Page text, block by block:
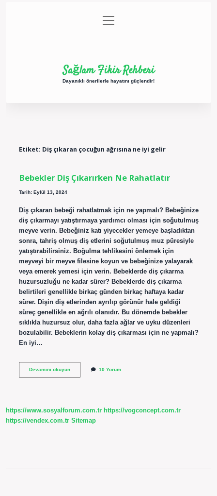
Gizlilik Politikası
menüyü
aç
Sağlam Fikir Rehberi
Dayanıklı önerilerle hayatını güçlendir!
Etiket: Diş çıkaran çocuğun ağrısına ne iyi gelir
Bebekler Diş Çıkarırken Ne Rahatlatır
Tarih: Eylül 13, 2024
Diş çıkaran bebeği rahatlatmak için ne yapmalı? Bebeğinize
diş çıkarmayı yatıştırmaya yardımcı olması için soğutulmuş
meyve verin. Bebeğiniz katı yiyecekler yemeye başladıktan
sonra, tahriş olmuş diş etlerini soğutulmuş muz püresiyle
yatıştırabilirsiniz. Boğulma tehlikesini önlemek için
meyveyi bir meyve filesine koyun ve bebeğinize yalayarak
veya emerek yemesi için verin. Bebeklerde diş çıkarma
huzursuzluğu ne kadar sürer? Bebeklerde diş çıkarma
belirtileri genellikle birkaç günden birkaç haftaya kadar
sürer. Dişin diş etlerinden ayrılıp görünür hale geldiği
süreç genellikle en ağrılı olanıdır. Bu dönemde bebekler
sıklıkla huzursuz olur, daha fazla ağlar ve uyku düzenleri
bozulabilir. Bebeklerin kolay diş çıkarması için ne yapmalı?
En iyi…
Devamını okuyunBebekler
10 Yorum
https://www.sosyalforum.com.tr https://vogconcept.com.tr
https://vendex.com.tr Sitemap